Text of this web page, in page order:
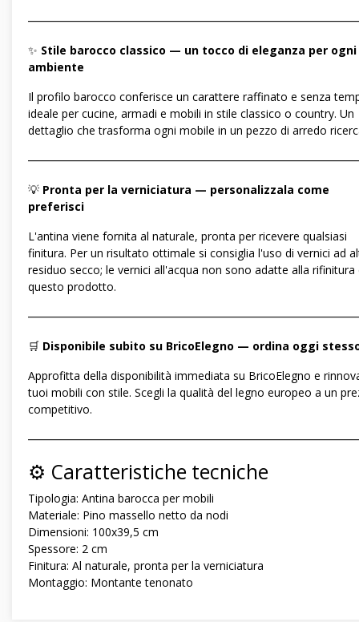
✨ Stile barocco classico — un tocco di eleganza per ogni
ambiente
Il profilo barocco conferisce un carattere raffinato e senza
ideale per cucine, armadi e mobili in stile classico o country. Un
dettaglio che trasforma ogni mobile in un pezzo di arredo
💡 Pronta per la verniciatura — personalizzala come
preferisci
L'antina viene fornita al naturale, pronta per ricevere qualsiasi
finitura. Per un risultato ottimale si consiglia l'uso di vernici ad
residuo secco; le vernici all'acqua non sono adatte alla rifinitura
questo prodotto.
🛒 Disponibile subito su BricoElegno — ordina oggi
Approfitta della disponibilità immediata su BricoElegno e
tuoi mobili con stile. Scegli la qualità del legno europeo a un
competitivo.
⚙️ Caratteristiche tecniche
Tipologia: Antina barocca per mobili
Materiale: Pino massello netto da nodi
Dimensioni: 100x39,5 cm
Spessore: 2 cm
Finitura: Al naturale, pronta per la verniciatura
Montaggio: Montante tenonato